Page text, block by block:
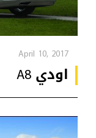
April 10, 2017
اودي A8